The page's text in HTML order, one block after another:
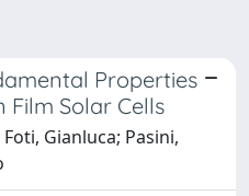
Properties
Film Solar Cells
Gianluca; Pasini,